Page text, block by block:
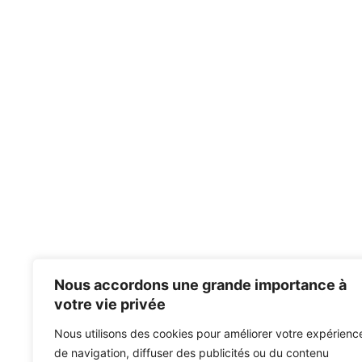
Nous accordons une grande importance à
votre vie privée
Nous utilisons des cookies pour améliorer votre
de navigation, diffuser des publicités ou du contenu